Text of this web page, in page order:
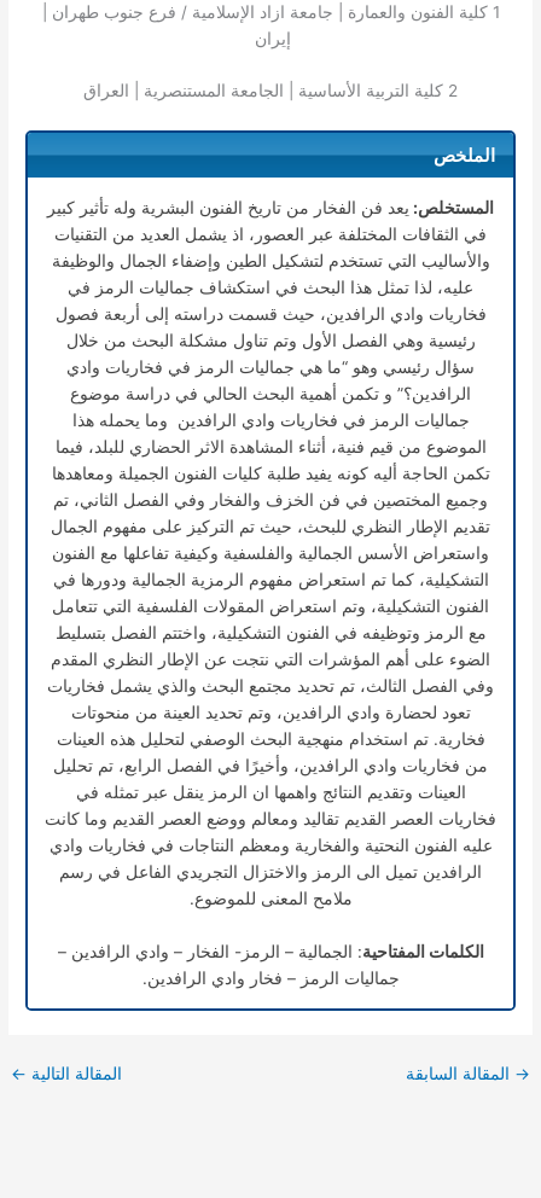
1 كلية الفنون والعمارة | جامعة ازاد الإسلامية / فرع جنوب طهران |
إيران
2 كلية التربية الأساسية | الجامعة المستنصرية | العراق
الملخص
المستخلص: يعد فن الفخار من تاريخ الفنون البشرية وله تأثير كبير
في الثقافات المختلفة عبر العصور، اذ يشمل العديد من التقنيات
والأساليب التي تستخدم لتشكيل الطين وإضفاء الجمال والوظيفة
عليه، لذا تمثل هذا البحث في استكشاف جماليات الرمز في
فخاريات وادي الرافدين، حيث قسمت دراسته إلى أربعة فصول
رئيسية وهي الفصل الأول وتم تناول مشكلة البحث من خلال
سؤال رئيسي وهو “ما هي جماليات الرمز في فخاريات وادي
الرافدين؟” و تكمن أهمية البحث الحالي في دراسة موضوع
جماليات الرمز في فخاريات وادي الرافدين وما يحمله هذا
الموضوع من قيم فنية، أثناء المشاهدة الاثر الحضاري للبلد، فيما
تكمن الحاجة أليه كونه يفيد طلبة كليات الفنون الجميلة ومعاهدها
وجميع المختصين في فن الخزف والفخار وفي الفصل الثاني، تم
تقديم الإطار النظري للبحث، حيث تم التركيز على مفهوم الجمال
واستعراض الأسس الجمالية والفلسفية وكيفية تفاعلها مع الفنون
التشكيلية، كما تم استعراض مفهوم الرمزية الجمالية ودورها في
الفنون التشكيلية، وتم استعراض المقولات الفلسفية التي تتعامل
مع الرمز وتوظيفه في الفنون التشكيلية، واختتم الفصل بتسليط
الضوء على أهم المؤشرات التي نتجت عن الإطار النظري المقدم
وفي الفصل الثالث، تم تحديد مجتمع البحث والذي يشمل فخاريات
تعود لحضارة وادي الرافدين، وتم تحديد العينة من منحوتات
فخارية. تم استخدام منهجية البحث الوصفي لتحليل هذه العينات
من فخاريات وادي الرافدين، وأخيرًا في الفصل الرابع، تم تحليل
العينات وتقديم النتائج واهمها ان الرمز ينقل عبر تمثله في
فخاريات العصر القديم تقاليد ومعالم ووضع العصر القديم وما كانت
عليه الفنون النحتية والفخارية ومعظم النتاجات في فخاريات وادي
الرافدين تميل الى الرمز والاختزال التجريدي الفاعل في رسم
ملامح المعنى للموضوع.
الكلمات المفتاحية: الجمالية – الرمز- الفخار – وادي الرافدين –
جماليات الرمز – فخار وادي الرافدين.
→ المقالة السابقة المقالة التالية ←